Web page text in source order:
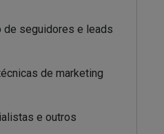
seguidores e leads
de marketing
e outros